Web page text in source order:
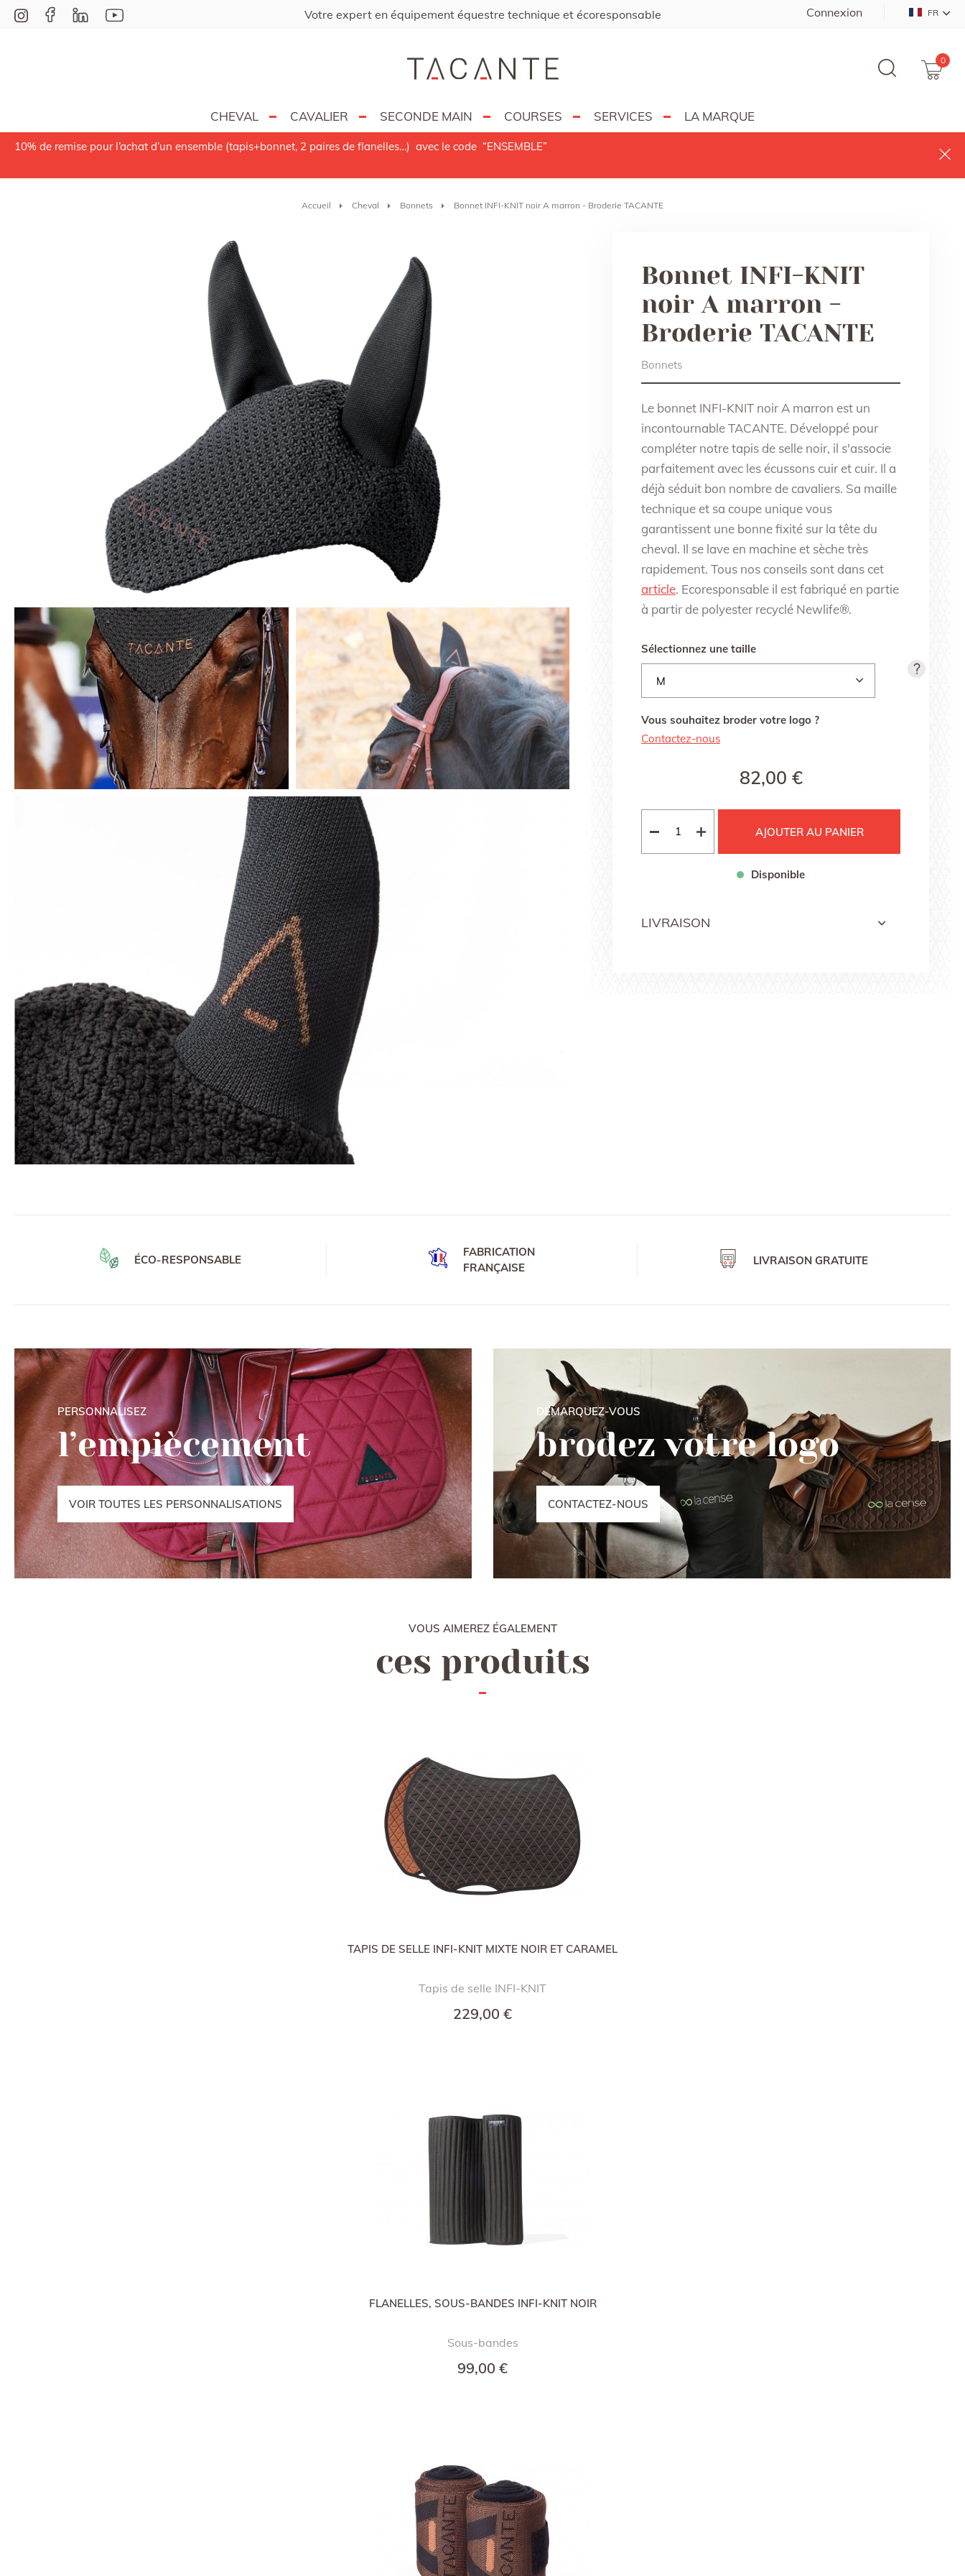
Votre expert en équipement équestre technique et écoresponsable Connexion FR
0
CHEVAL CAVALIER SECONDE MAIN COURSES SERVICES LA MARQUE
10% de remise pour l’achat d’un ensemble (tapis+bonnet, 2 paires de flanelles…) avec le code “ENSEMBLE”
Accueil Cheval Bonnets Bonnet INFI-KNIT noir A marron - Broderie TACANTE
Bonnet INFI-KNIT
noir A marron -
Broderie TACANTE
Bonnets
Le bonnet INFI-KNIT noir A marron est un
incontournable TACANTE. Développé pour
compléter notre tapis de selle noir, il s'associe
parfaitement avec les écussons cuir et cuir. Il a
déjà séduit bon nombre de cavaliers. Sa maille
technique et sa coupe unique vous
garantissent une bonne fixité sur la tête du
cheval. Il se lave en machine et sèche très
rapidement. Tous nos conseils sont dans cet
article. Ecoresponsable il est fabriqué en partie
à partir de polyester recyclé Newlife®.
Sélectionnez une taille
Vous souhaitez broder votre logo ?
Contactez-nous
82,00 €
AJOUTER AU PANIER
Disponible
LIVRAISON
ÉCO-RESPONSABLE
FABRICATION
FRANÇAISE
LIVRAISON GRATUITE
PERSONNALISEZ
l’empiècement
VOIR TOUTES LES PERSONNALISATIONS
DÉMARQUEZ-VOUS
brodez votre logo
CONTACTEZ-NOUS
VOUS AIMEREZ ÉGALEMENT
ces produits
TAPIS DE SELLE INFI-KNIT MIXTE NOIR ET CARAMEL
Tapis de selle INFI-KNIT
229,00 €
FLANELLES, SOUS-BANDES INFI-KNIT NOIR
Sous-bandes
99,00 €